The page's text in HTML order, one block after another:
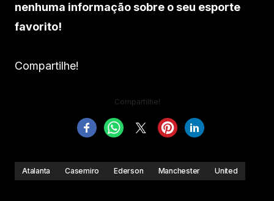
nenhuma informação sobre o seu esporte
favorito!
Compartilhe!
Compartilhe!
Atalanta Casemiro Ederson Manchester United